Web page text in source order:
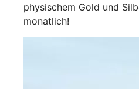
physischem Gold und
monatlich!